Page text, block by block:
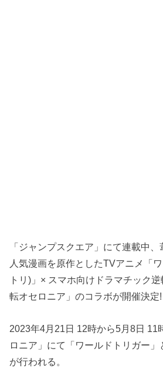
「ジャンプスクエア」にて連載中
人気漫画を原作としたTVアニメ「
トリ)」× スマホ向けドラマチック
転オセロニア」のコラボが開催決定!
2023年4月21日 12時から5月8日 11
ロニア」にて「ワールドトリガー」
が行われる。